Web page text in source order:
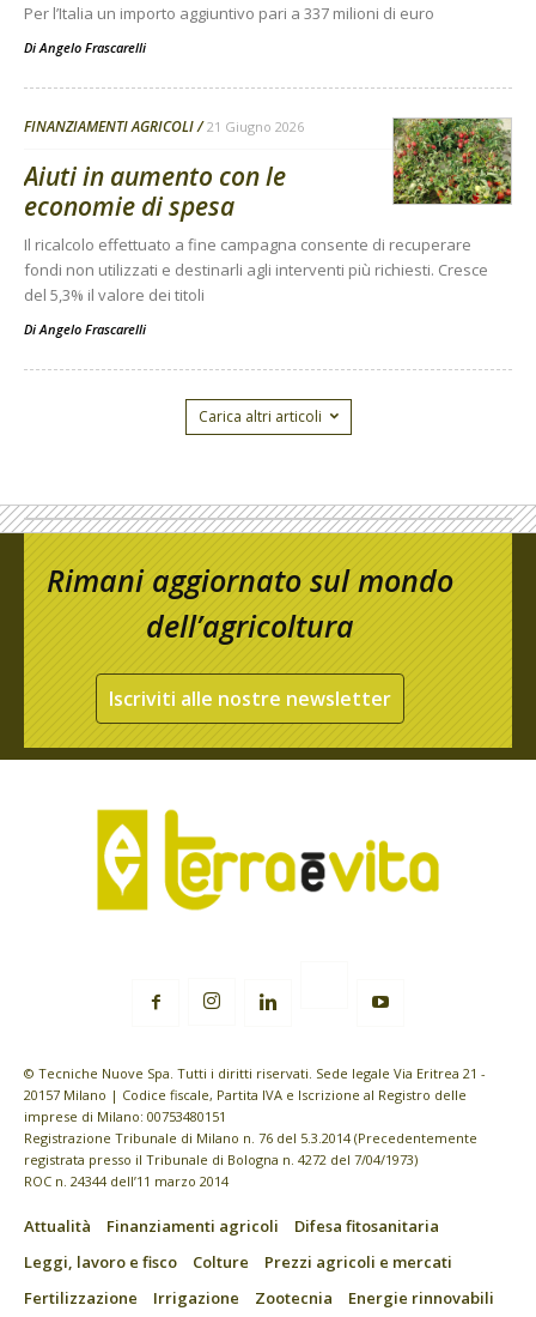
Per l’Italia un importo aggiuntivo pari a 337 milioni di euro
Di Angelo Frascarelli
FINANZIAMENTI AGRICOLI 21 Giugno 2026
Aiuti in aumento con le
economie di spesa
Il ricalcolo effettuato a fine campagna consente di recuperare
fondi non utilizzati e destinarli agli interventi più richiesti. Cresce
del 5,3% il valore dei titoli
Di Angelo Frascarelli
Carica altri articoli
Rimani aggiornato sul mondo
dell’agricoltura
Iscriviti alle nostre newsletter
© Tecniche Nuove Spa. Tutti i diritti riservati. Sede legale Via Eritrea 21 -
20157 Milano | Codice fiscale, Partita IVA e Iscrizione al Registro delle
imprese di Milano: 00753480151
Registrazione Tribunale di Milano n. 76 del 5.3.2014 (Precedentemente
registrata presso il Tribunale di Bologna n. 4272 del 7/04/1973)
ROC n. 24344 dell’11 marzo 2014
Attualità Finanziamenti agricoli
Difesa fitosanitaria
Leggi, lavoro e fisco
Colture
Prezzi agricoli e mercati
Fertilizzazione
Irrigazione Zootecnia
Energie rinnovabili